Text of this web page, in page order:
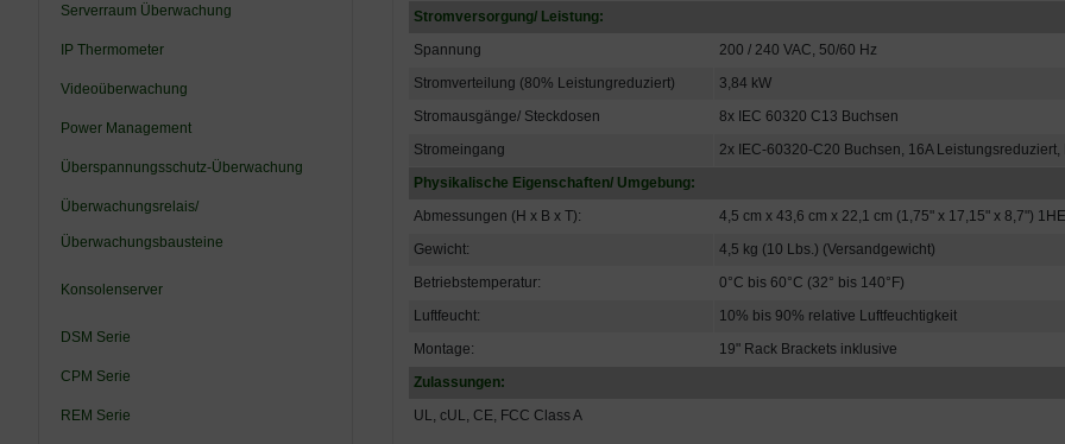
Serverraum Überwachung
IP Thermometer
Videoüberwachung
Power Management
Überspannungsschutz-Überwachung
Überwachungsrelais/
Überwachungsbausteine
Konsolenserver
DSM Serie
CPM Serie
REM Serie
Stromversorgung/ Leistung:
Spannung
200 / 240 VAC, 50/60 Hz
Stromverteilung (80% Leistungreduziert)
3,84 kW
Stromausgänge/ Steckdosen
8x IEC 60320 C13 Buchsen
Stromeingang
2x IEC-60320-C20 Buchsen, 16A Leistungsreduziert,
Physikalische Eigenschaften/ Umgebung:
Abmessungen (H x B x T):
4,5 cm x 43,6 cm x 22,1 cm (1,75" x 17,15" x 8,7") 1HE
Gewicht:
4,5 kg (10 Lbs.) (Versandgewicht)
Betriebstemperatur:
0°C bis 60°C (32° bis 140°F)
Luftfeucht:
10% bis 90% relative Luftfeuchtigkeit
Montage:
19" Rack Brackets inklusive
Zulassungen:
UL, cUL, CE, FCC Class A